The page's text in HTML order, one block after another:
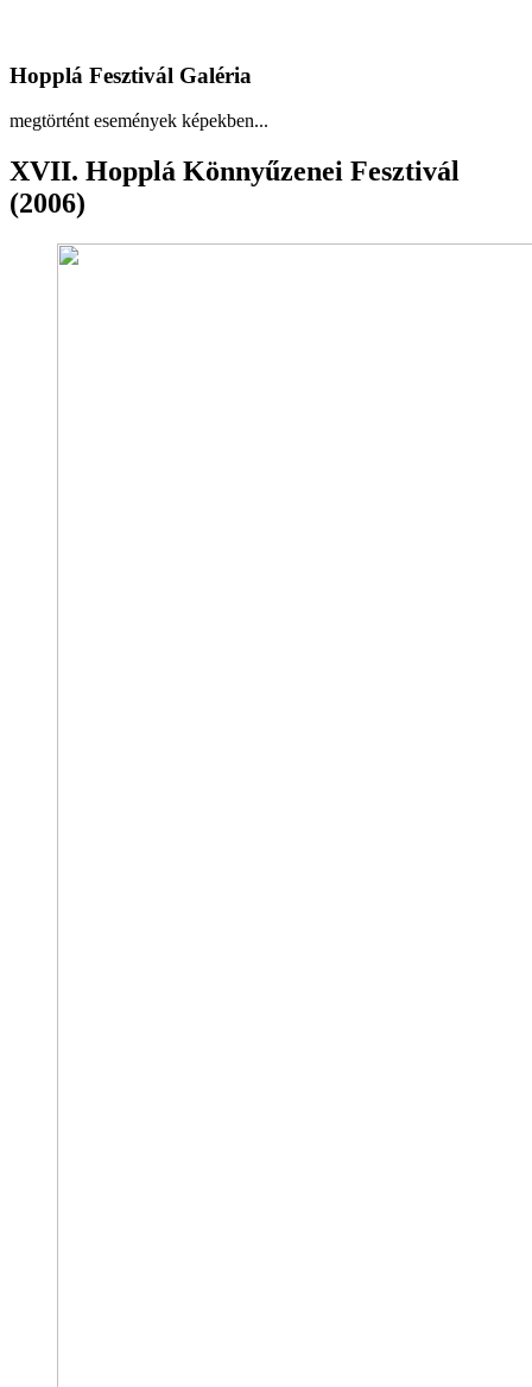
Hopplá Fesztivál Galéria
megtörtént események képekben...
XVII. Hopplá Könnyűzenei Fesztivál
(2006)